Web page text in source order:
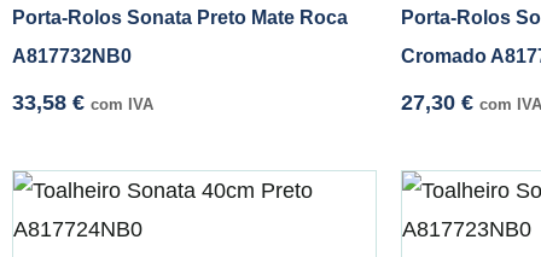
Porta-Rolos Sonata Preto Mate Roca
A817732NB0
33,58 € com IVA
Porta-Rolos
Cromado
27,30 € com IVA